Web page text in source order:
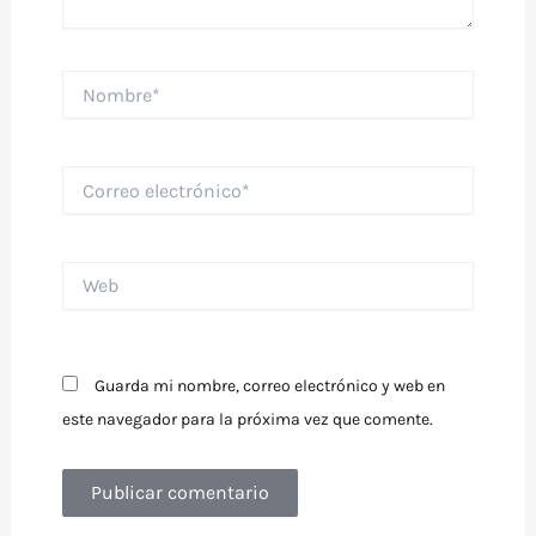
electrónico*
Guarda mi nombre, correo electrónico y web en
este navegador para la próxima vez que comente.